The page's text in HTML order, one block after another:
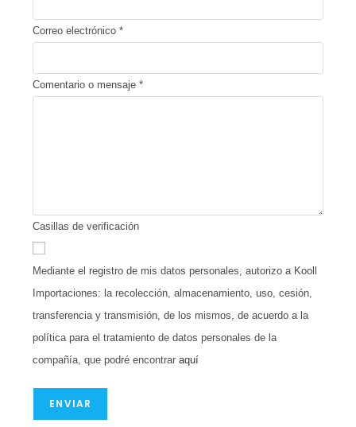
Correo electrónico*
Comentario o mensaje*
Casillas de verificación
Mediante el registro de mis datos personales, autorizo a Kooll
Importaciones: la recolección, almacenamiento, uso, cesión,
transferencia y transmisión, de los mismos, de acuerdo a la
política para el tratamiento de datos personales de la
compañía, que podré encontraraquí
ENVIAR